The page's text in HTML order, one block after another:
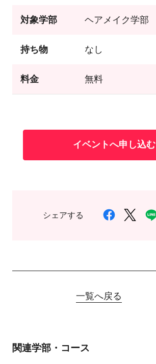
対象学部 ヘアメイク学部
持ち物 なし
料金 無料
イベントへ申し込む
シェアする
一覧へ戻る
関連学部・コース